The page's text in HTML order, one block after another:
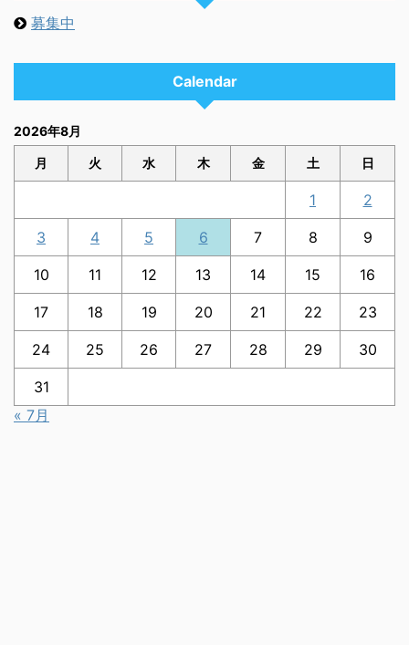
募集中
Calendar
2026年8月
月 火 水 木 金 土 日
1 2
3 4 5 6 7 8 9
10 11 12 13 14 15 16
17 18 19 20 21 22 23
24 25 26 27 28 29 30
31
« 7月